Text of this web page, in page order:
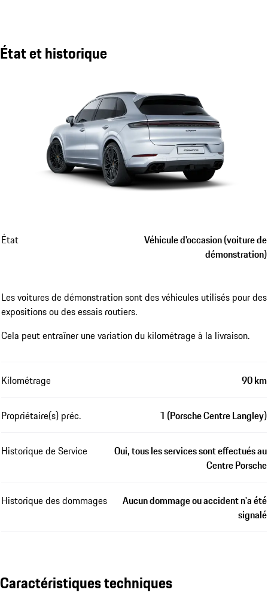
État et historique
État
Véhicule d'occasion (voiture de
démonstration)
Les voitures de démonstration sont des véhicules utilisés pour des
expositions ou des essais routiers.
Cela peut entraîner une variation du kilométrage à la livraison.
Kilométrage 90 km
Propriétaire(s) préc. 1 (Porsche Centre Langley)
Historique de Service
Oui, tous les services sont effectués au
Centre Porsche
Historique des dommages
Aucun dommage ou accident n'a été
signalé
Caractéristiques techniques